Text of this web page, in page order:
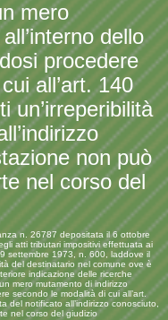
mero
dello
procedere
all’art. 140
un’irreperibilità
non può
nel corso del
n. 26787 depositata il 6 ottobre
atti tributari impositivi effettuata ai
settembre 1973, n. 600, laddove il
del destinatario nel comune ove è
indicazione delle ricerche
mero mutamento di indirizzo
secondo le modalità di cui all’art.
del notificato all’indirizzo conosciuto,
nel corso del giudizio